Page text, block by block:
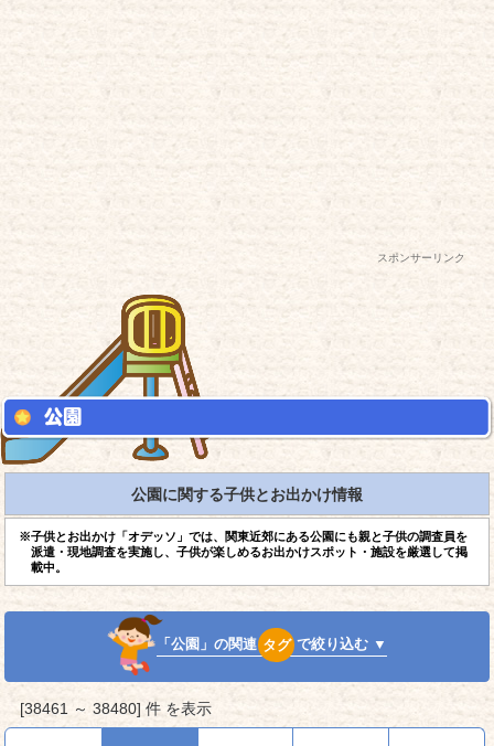
スポンサーリンク
公園に関する子供とお出かけ情報
※子供とお出かけ「オデッソ」では、関東近郊にある公園にも親と子供の調査員を
派遣・現地調査を実施し、子供が楽しめるお出かけスポット・施設を厳選して掲
載中。
「公園」の関連 タグ で絞り込む ▼
[38461 ～ 38480] 件 を表示